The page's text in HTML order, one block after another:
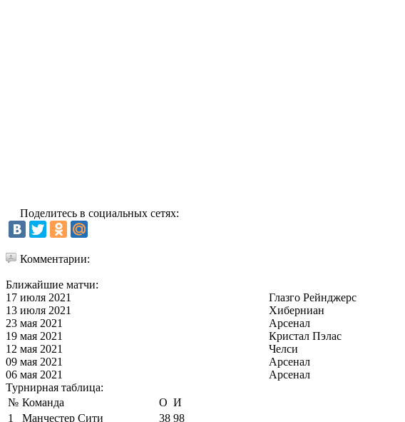
Поделитесь в социальных сетях:
Комментарии:
Ближайшие матчи:
17 июля 2021
Глазго Рейнджерс
13 июля 2021
Хиберниан
23 мая 2021
Арсенал
19 мая 2021
Кристал Пэлас
12 мая 2021
Челси
09 мая 2021
Арсенал
06 мая 2021
Арсенал
Турнирная таблица:
№ Команда О И
1
Манчестер Сити 38 98